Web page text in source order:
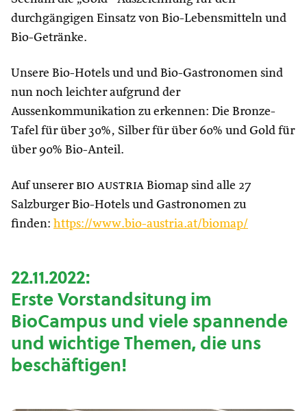
durchgängigen Einsatz von Bio-Lebensmitteln und
Bio-Getränke.
Unsere Bio-Hotels und und Bio-Gastronomen sind
nun noch leichter aufgrund der
Aussenkommunikation zu erkennen: Die Bronze-
Tafel für über 30%, Silber für über 60% und Gold für
über 90% Bio-Anteil.
Auf unserer bio austria Biomap sind alle 27
Salzburger Bio-Hotels und Gastronomen zu
finden: https://www.bio-austria.at/biomap/
22.11.2022:
Erste Vorstandsitung im
BioCampus und viele spannende
und wichtige Themen, die uns
beschäftigen!